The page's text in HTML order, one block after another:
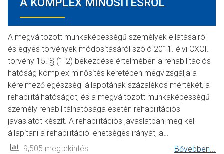
keresés
gombot.
A megváltozott munkaképességű személyek ellátásairól
és egyes törvények módosításáról szóló 2011. élvi CXCI.
törvény 15. § (1-2) bekezdése értelmében a rehabilitációs
hatóság komplex minősítés keretében megvizsgálja a
kérelmező egészségi állapotának százalékos mértékét, a
rehabilitálhatóságot, és a megváltozott munkaképességű
személy rehabilitálhatósága esetén rehabilitációs
javaslatot készít. A rehabilitációs javaslatban meg kell
állapítani a rehabilitáció lehetséges irányát, a…
9,505 megtekintés
Bővebben...